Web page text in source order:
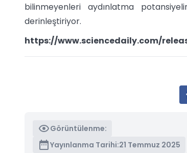
bilinmeyenleri aydınlatma
derinleştiriyor.
https://www.sciencedaily.com/
Görüntülenme:
Yayınlanma Tarihi:21 Temmuz 2025